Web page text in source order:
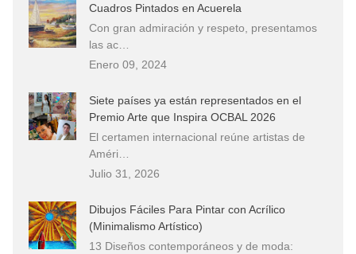
Cuadros Pintados en Acuerela
Con gran admiración y respeto, presentamos
las ac…
Enero 09, 2024
Siete países ya están representados en el
Premio Arte que Inspira OCBAL 2026
El certamen internacional reúne artistas de
Améri…
Julio 31, 2026
Dibujos Fáciles Para Pintar con Acrílico
(Minimalismo Artístico)
13 Diseños contemporáneos y de moda: